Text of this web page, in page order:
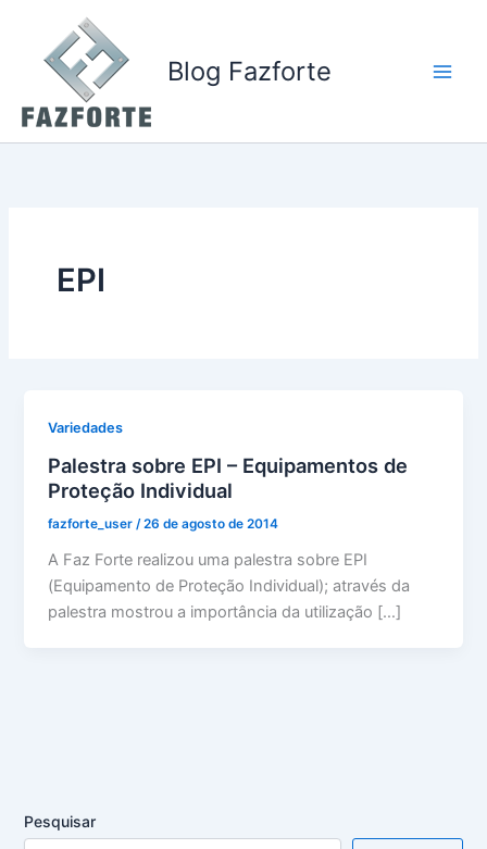
conteúdo
Blog Fazforte
EPI
Variedades
Palestra sobre EPI – Equipamentos de
Proteção Individual
fazforte_user /26 de agosto de 2014
A Faz Forte realizou uma palestra sobre EPI
(Equipamento de Proteção Individual); através da
palestra mostrou a importância da utilização […]
Pesquisar